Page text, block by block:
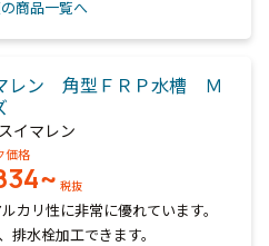
商品一覧へ
レン 角型ＦＲＰ水槽 Ｍ
イマレン
価格
税抜
カリ性に非常に優れています。
排水栓加工できます。